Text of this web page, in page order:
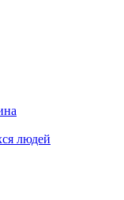
людей